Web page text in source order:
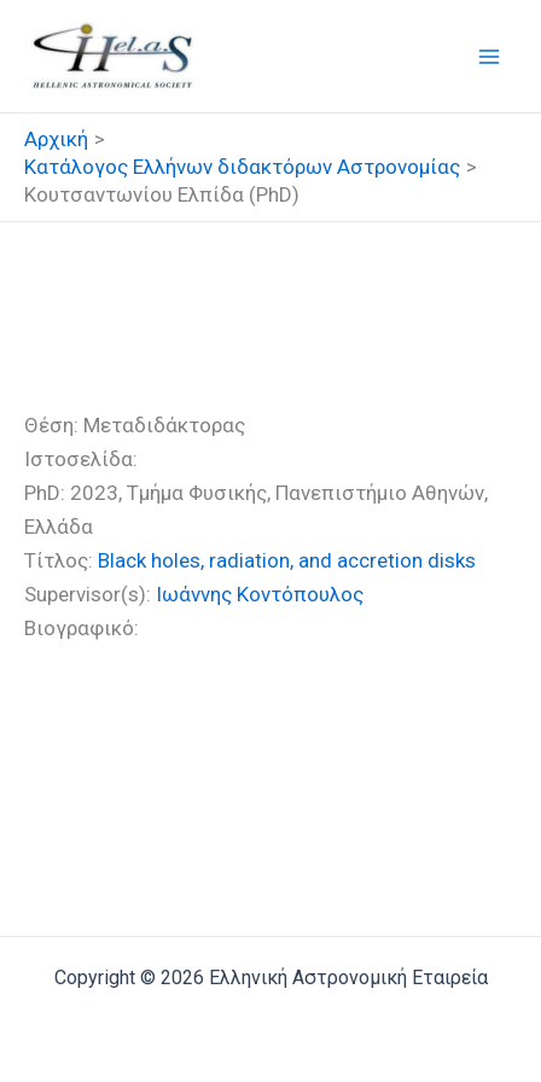
στο
περιεχόμενο
Αρχική
Κατάλογος Ελλήνων διδακτόρων Αστρονομίας
Κουτσαντωνίου Ελπίδα (PhD)
Θέση: Μεταδιδάκτορας
Ιστοσελίδα:
PhD: 2023, Τμήμα Φυσικής, Πανεπιστήμιο Αθηνών,
Ελλάδα
Τίτλος: Black holes, radiation, and accretion disks
Supervisor(s): Ιωάννης Κοντόπουλος
Βιογραφικό:
Copyright © 2026 Ελληνική Αστρονομική Εταιρεία